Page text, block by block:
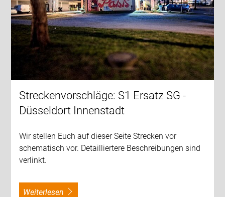
Streckenvorschläge: S1 Ersatz SG -
Düsseldort Innenstadt
Wir stellen Euch auf dieser Seite Strecken vor
schematisch vor. Detailliertere Beschreibungen sind
verlinkt.
weiterlesen